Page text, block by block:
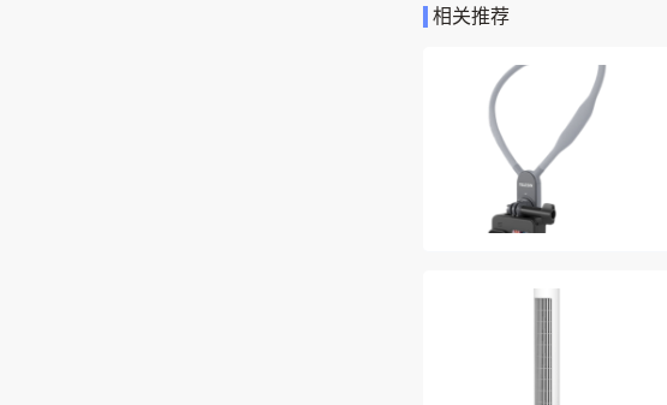
功能：支持联网，微信互
仙视A27HA1数码相框
1、仙视A27HA1数码相框
买买买！?显示屏的类纸
图片和视频进行排序，就
果有更大一些的就更好了
相关推荐